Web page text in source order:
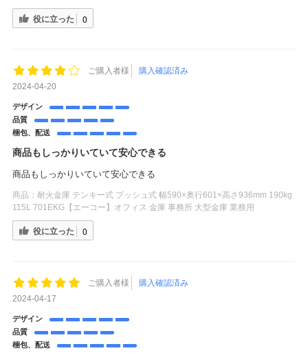
役に立った 0
ご購入者様
購入確認済み
2024-04-20
デザイン
品質
梱包、配送
商品もしっかりいていて安心できる
商品もしっかりいていて安心できる
商品： 耐火金庫 テンキー式 プッシュ式 幅590×奥行601×高さ936mm 190kg
115L 701EKG【エーコー】オフィス 金庫 事務所 大型金庫 業務用
役に立った 0
ご購入者様
購入確認済み
2024-04-17
デザイン
品質
梱包、配送